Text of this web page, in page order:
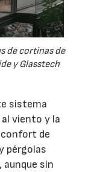
de cortinas de
y Glasstech
sistema
viento y la
de
pérgolas
sin